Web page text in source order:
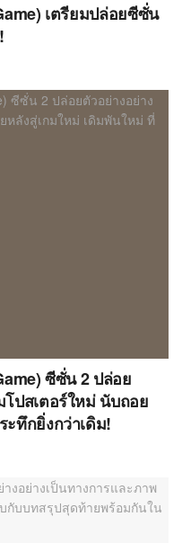
เตรียมปล่อยซีซั่น
ซีซั่น 2 ปล่อย
โปสเตอร์ใหม่ นับถอย
ทึกยิ่งกว่าเดิม!